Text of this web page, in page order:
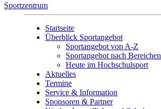
Sportzentrum
Startseite
Überblick Sportangebot
Sportangebot von A-Z
Sportangebot nach Bereichen
Heute im Hochschulsport
Aktuelles
Termine
Service & Information
Sponsoren & Partner